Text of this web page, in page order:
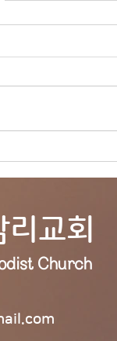
교회
Church